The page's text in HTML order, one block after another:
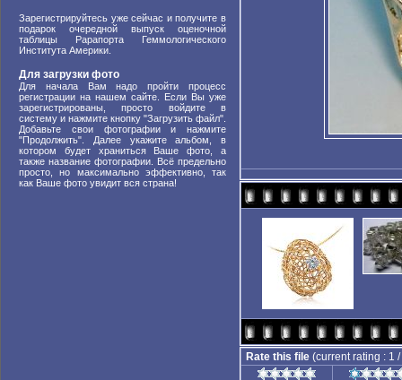
Зарегистрируйтесь уже сейчас и получите в
подарок очередной выпуск оценочной
таблицы Рарапорта Геммологического
Института Америки.
Для загрузки фото
Для начала Вам надо пройти процесс
регистрации на нашем сайте. Если Вы уже
зарегистрированы, просто войдите в
систему и нажмите кнопку "Загрузить файл".
Добавьте свои фотографии и нажмите
"Продолжить". Далее укажите альбом, в
котором будет храниться Ваше фото, а
также название фотографии. Всё предельно
просто, но максимально эффективно, так
как Ваше фото увидит вся страна!
Rate this file (current rating : 1